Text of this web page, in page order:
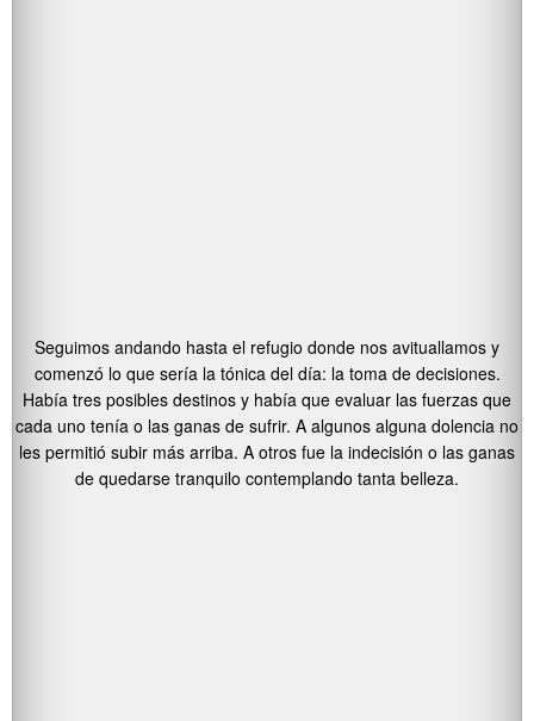
Seguimos andando hasta el refugio donde nos avituallamos y
comenzó lo que sería la tónica del día: la toma de decisiones.
Había tres posibles destinos y había que evaluar las fuerzas que
cada uno tenía o las ganas de sufrir. A algunos alguna dolencia no
les permitió subir más arriba. A otros fue la indecisión o las ganas
de quedarse tranquilo contemplando tanta belleza.